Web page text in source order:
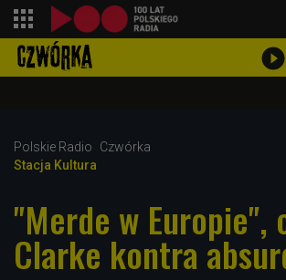

Polskie Radio
Czwórka
Stacja Kultura
"Merde w Europie",
Clarke kontra